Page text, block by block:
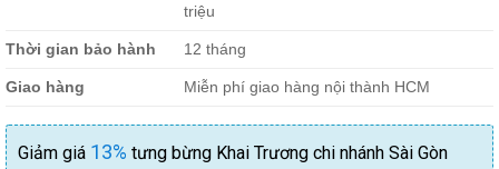
triệu
Thời gian bảo hành 12 tháng
Giao hàng Miễn phí giao hàng nội thành HCM
Giảm giá 13% tưng bừng Khai Trương chi nhánh Sài Gòn